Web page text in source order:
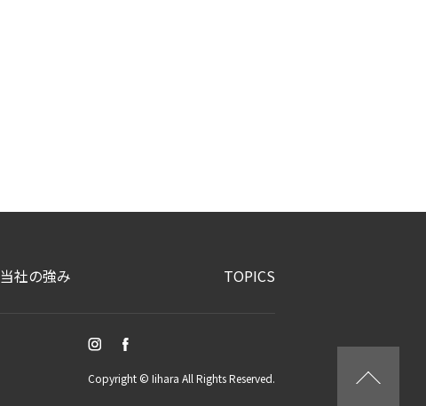
当社の強み TOPICS
Copyright © Iihara All Rights Reserved.